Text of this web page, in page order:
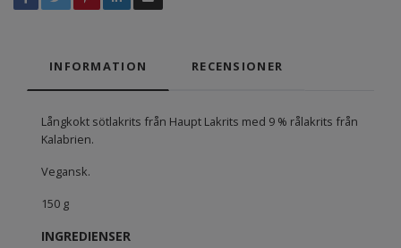
INFORMATION RECENSIONER
Långkokt sötlakrits från Haupt Lakrits med 9 % rålakrits från
Kalabrien.
Vegansk.
150 g
INGREDIENSER